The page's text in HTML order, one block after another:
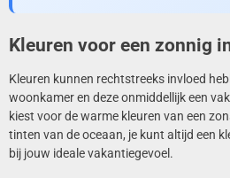
Kleuren voor een zonnig
Kleuren kunnen rechtstreeks invloed
woonkamer en deze onmiddellijk een
kiest voor de warme kleuren van een
tinten van de oceaan, je kunt altijd een
bij jouw ideale vakantiegevoel.